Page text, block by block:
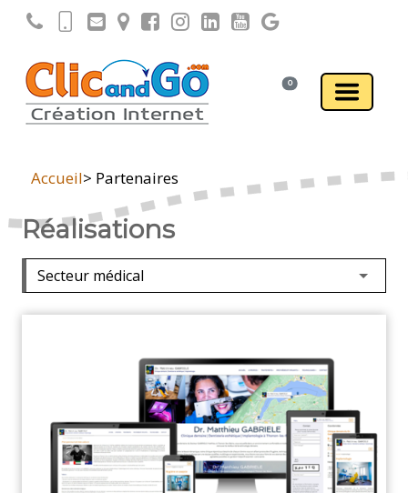
0
Accueil> Partenaires
Réalisations